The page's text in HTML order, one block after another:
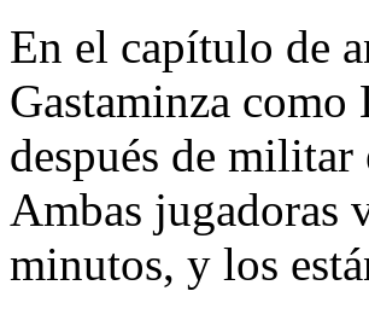
En el capítulo de
Gastaminza
después de militar
Ambas jugadoras
minutos, y los